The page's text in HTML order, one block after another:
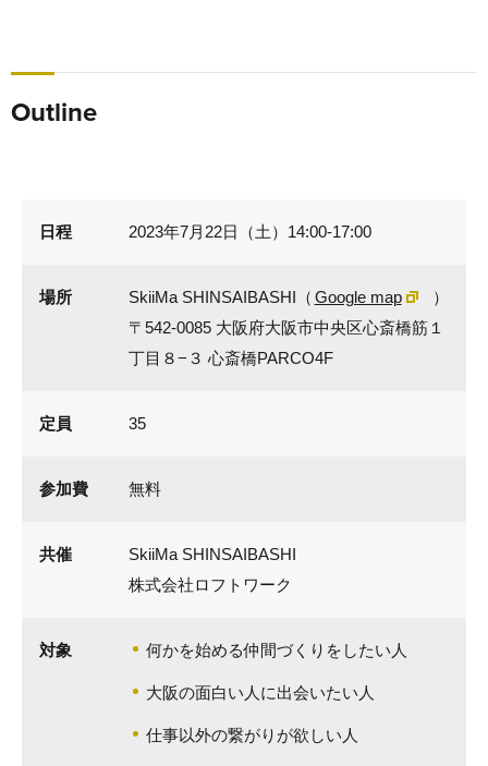
Outline
日程 2023年7月22日（土）14:00-17:00
場所 SkiiMa SHINSAIBASHI（ Google map
）
〒542-0085 大阪府大阪市中央区心斎橋筋１
丁目８−３ 心斎橋PARCO4F
定員 35
参加費 無料
共催
SkiiMa SHINSAIBASHI
株式会社ロフトワーク
対象 何かを始める仲間づくりをしたい人
大阪の面白い人に出会いたい人
仕事以外の繋がりが欲しい人